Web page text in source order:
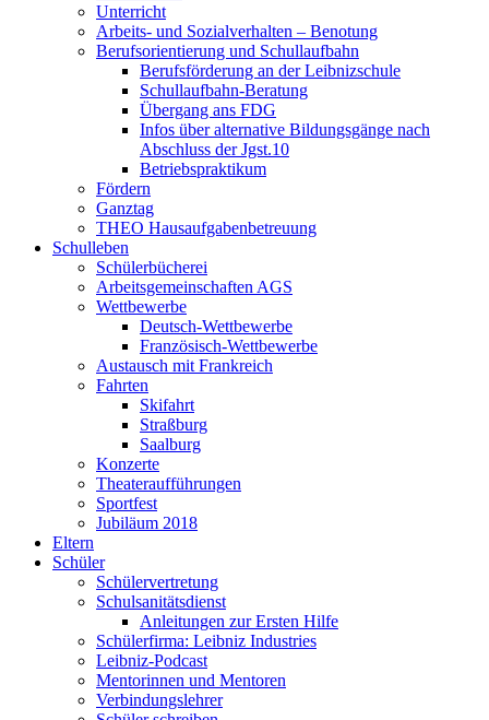
Unterricht
Arbeits- und Sozialverhalten – Benotung
Berufsorientierung und Schullaufbahn
Berufsförderung an der Leibnizschule
Schullaufbahn-Beratung
Übergang ans FDG
Infos über alternative Bildungsgänge nach
Abschluss der Jgst.10
Betriebspraktikum
Fördern
Ganztag
THEO Hausaufgabenbetreuung
Schulleben
Schülerbücherei
Arbeitsgemeinschaften AGS
Wettbewerbe
Deutsch-Wettbewerbe
Französisch-Wettbewerbe
Austausch mit Frankreich
Fahrten
Skifahrt
Straßburg
Saalburg
Konzerte
Theateraufführungen
Sportfest
Jubiläum 2018
Eltern
Schüler
Schülervertretung
Schulsanitätsdienst
Anleitungen zur Ersten Hilfe
Schülerfirma: Leibniz Industries
Leibniz-Podcast
Mentorinnen und Mentoren
Verbindungslehrer